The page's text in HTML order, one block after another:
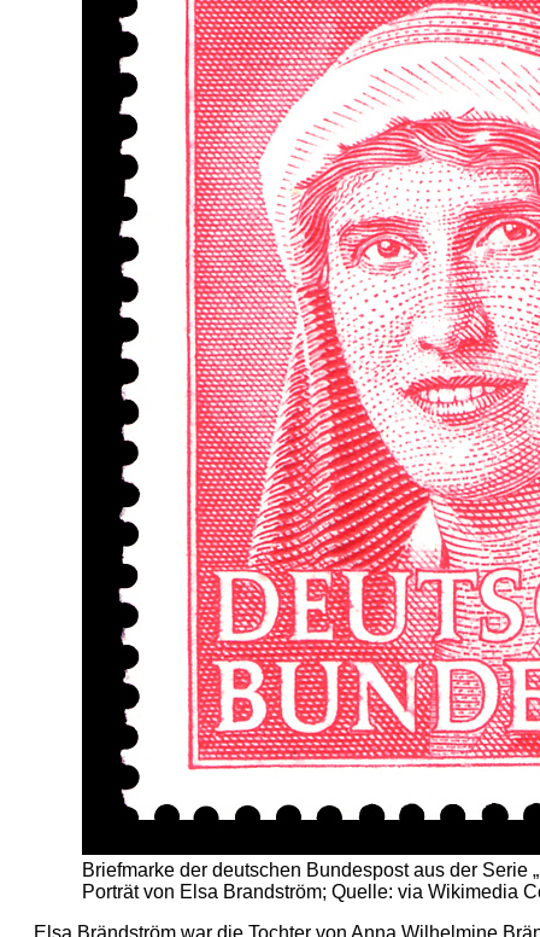
Briefmarke der deutschen Bundespost aus der Serie
Porträt von Elsa Brandström; Quelle: via Wikimedia
Elsa Brändström war die Tochter von Anna Wilhelmine